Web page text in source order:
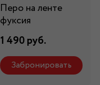
Перо на ленте
фуксия
1 490 руб.
Забронировать